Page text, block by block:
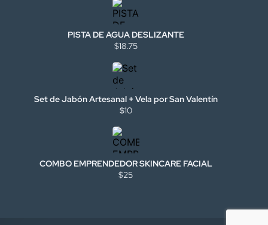
PISTA DE AGUA DESLIZANTE
$18.75
Set de Jabón Artesanal + Vela por San Valentín
$10
COMBO EMPRENDEDOR SKINCARE FACIAL
$25